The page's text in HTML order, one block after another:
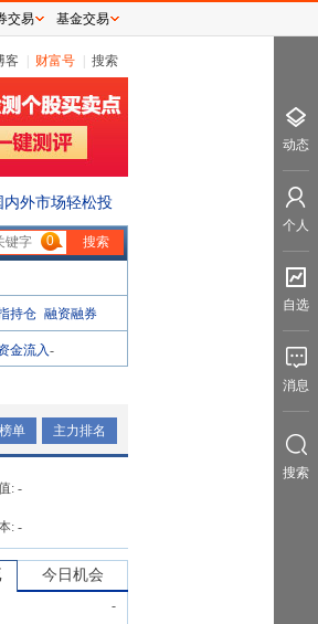
客 财富号 搜索
外市场轻松投
0
持仓 融资融券
金流入-
单 主力排名
: -
: -
今日机会
-
交易 基金交易
动态
个人
自选
消息
搜索